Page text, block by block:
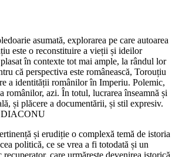
asumată, explorarea pe care autoarea
este o reconstituire a vieții și ideilor
în contexte tot mai ample, la rândul lor
că perspectiva este românească, Torouțiu
a identității românilor în Imperiu. Polemic,
românilor, azi. În totul, lucrarea înseamnă și
și plăcere a documentării, și stil expresiv.
DIACONU
și erudiție o complexă temă de istoria
politică, ce se vrea a fi totodată și un
care urmărește devenirea istorică